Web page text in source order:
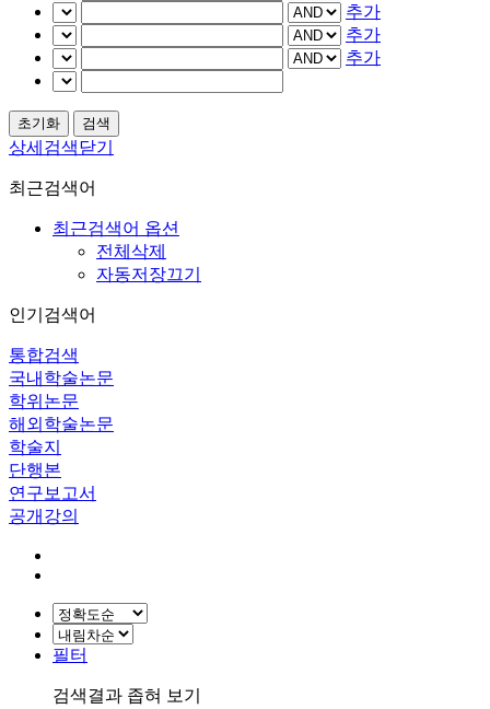
추가
추가
추가
상세검색닫기
최근검색어
최근검색어 옵션
전체삭제
자동저장끄기
인기검색어
통합검색
국내학술논문
학위논문
해외학술논문
학술지
단행본
연구보고서
공개강의
필터
검색결과 좁혀 보기